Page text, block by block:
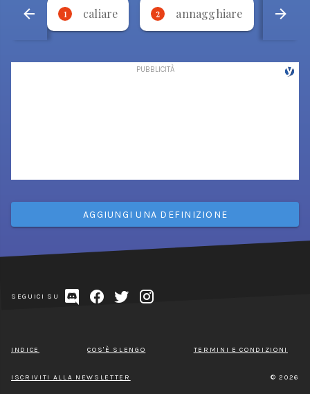
1 caliare 2 annagghiare 3
AGGIUNGI UNA DEFINIZIONE
SEGUICI SU
INDICE COS'È SLENGO TERMINI E CONDIZIONI
ISCRIVITI ALLA NEWSLETTER © 2026